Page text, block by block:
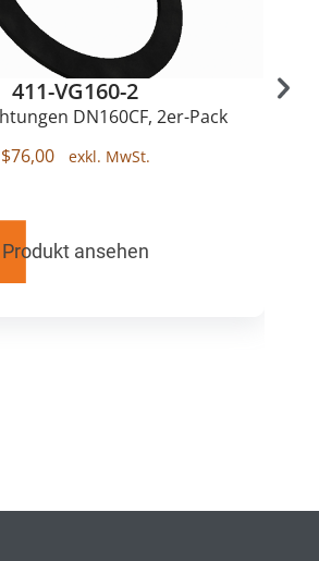
411-VG160-2
DN160CF, 2er-Pack
$76,00
Produkt ansehen